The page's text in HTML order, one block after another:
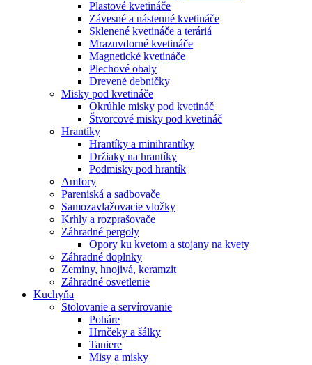
Plastové kvetináče
Závesné a nástenné kvetináče
Sklenené kvetináče a teráriá
Mrazuvdorné kvetináče
Magnetické kvetináče
Plechové obaly
Drevené debničky
Misky pod kvetináče
Okrúhle misky pod kvetináč
Štvorcové misky pod kvetináč
Hrantíky
Hrantíky a minihrantíky
Držiaky na hrantíky
Podmisky pod hrantík
Amfory
Pareniská a sadbovače
Samozavlažovacie vložky
Krhly a rozprašovače
Záhradné pergoly
Opory ku kvetom a stojany na kvety
Záhradné doplnky
Zeminy, hnojivá, keramzit
Záhradné osvetlenie
Kuchyňa
Stolovanie a servírovanie
Poháre
Hrnčeky a šálky
Taniere
Misy a misky